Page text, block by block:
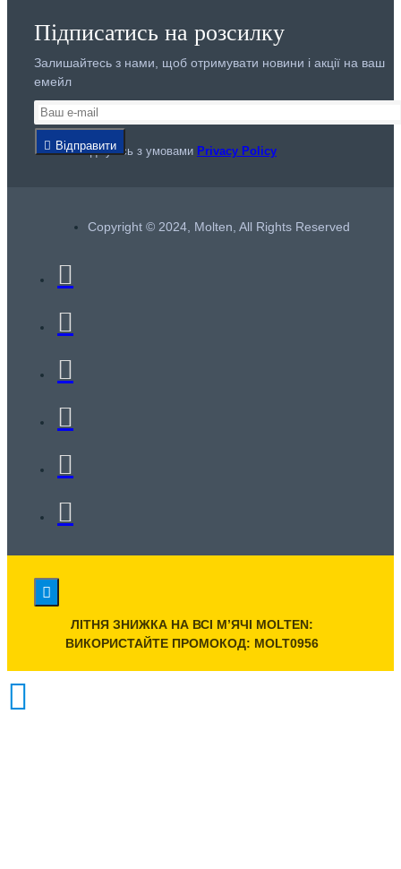
Підписатись на розсилку
Залишайтесь з нами, щоб отримувати новини і акції на ваш
емейл
Відправити
Я погоджуюсь з умовами Privacy Policy
Copyright © 2024, Molten, All Rights Reserved
ЛІТНЯ ЗНИЖКА НА ВСІ МʼЯЧІ MOLTEN:
ВИКОРИСТАЙТЕ ПРОМОКОД: MOLT0956